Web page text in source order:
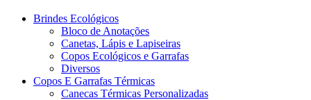
Brindes Ecológicos
Bloco de Anotações
Canetas, Lápis e Lapiseiras
Copos Ecológicos e Garrafas
Diversos
Copos E Garrafas Térmicas
Canecas Térmicas Personalizadas